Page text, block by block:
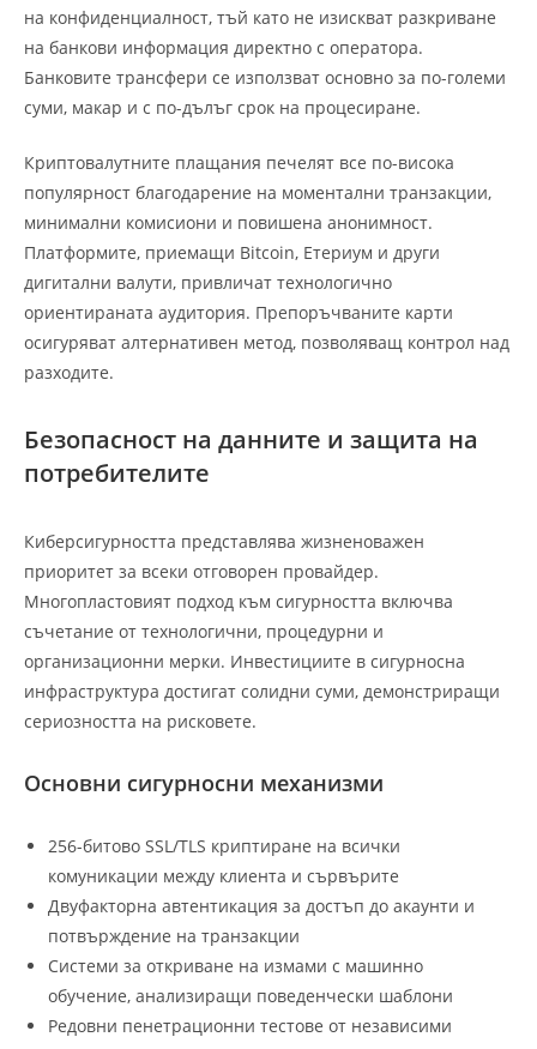
на конфиденциалност, тъй като не изискват разкриване
на банкови информация директно с оператора.
Банковите трансфери се използват основно за по-големи
суми, макар и с по-дълъг срок на процесиране.
Криптовалутните плащания печелят все по-висока
популярност благодарение на моментални транзакции,
минимални комисиони и повишена анонимност.
Платформите, приемащи Bitcoin, Етериум и други
дигитални валути, привличат технологично
ориентираната аудитория. Препоръчваните карти
осигуряват алтернативен метод, позволяващ контрол над
разходите.
Безопасност на данните и защита на
потребителите
Киберсигурността представлява жизненоважен
приоритет за всеки отговорен провайдер.
Многопластовият подход към сигурността включва
съчетание от технологични, процедурни и
организационни мерки. Инвестициите в сигурносна
инфраструктура достигат солидни суми, демонстриращи
сериозността на рисковете.
Основни сигурносни механизми
256-битово SSL/TLS криптиране на всички
комуникации между клиента и сървърите
Двуфакторна автентикация за достъп до акаунти и
потвърждение на транзакции
Системи за откриване на измами с машинно
обучение, анализиращи поведенчески шаблони
Редовни пенетрационни тестове от независими